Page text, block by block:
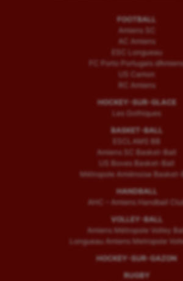
FOOTBALL
Amiens SC
AC Amiens
ESC Longueau
FC Porto Portugais d’Amiens
US Camon
RC Amiens
HOCKEY-SUR-GLACE
Les Gothiques
BASKET-BALL
ESCLAMS BB
Amiens SC Basket-Ball
US Boves Basket-Ball
Métropole Amiénoise Basket-
HANDBALL
AHC – Amiens Handball
VOLLEY-BALL
Amiens Métropole Volley
Longueau Amiens Metropole
HOCKEY-SUR-GAZON
RUGBY